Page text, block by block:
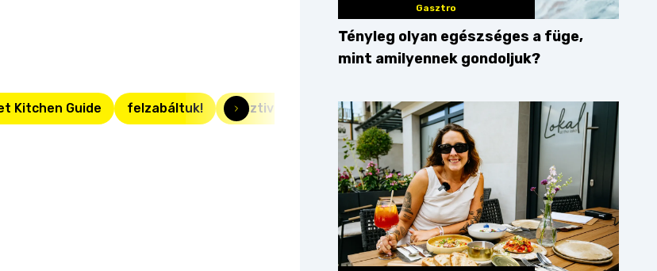
Kitchen Guide felzabáltuk! fesztivál efott
Gasztro
Tényleg olyan egészséges a füge,
mint amilyennek gondoljuk?